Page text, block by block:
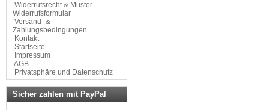
Widerrufsrecht & Muster-
Widerrufsformular
Versand- &
Zahlungsbedingungen
Kontakt
Startseite
Impressum
AGB
Privatsphäre und Datenschutz
Sicher zahlen mit PayPal